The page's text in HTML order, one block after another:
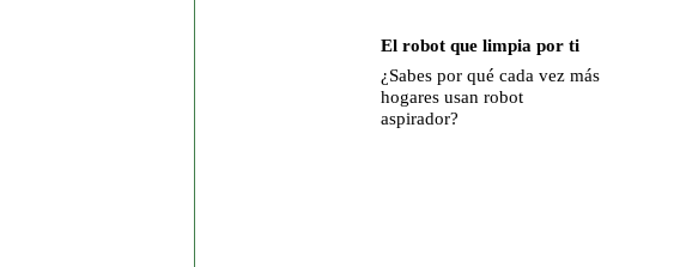
El robot que limpia por ti
¿Sabes por qué cada vez más
hogares usan robot
aspirador?